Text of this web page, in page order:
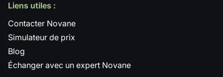
Liens utiles :
Contacter Novane
Simulateur de prix
Blog
Échanger avec un expert Novane